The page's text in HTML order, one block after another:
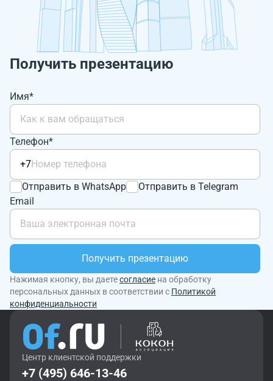
Получить презентацию
Имя*
Телефон*
+7
Отправить в WhatsApp
Отправить в Telegram
Email
Получить презентацию
Нажимая кнопку, вы даетесогласие на обработку
персональных данных в соответствии с Политикой
конфиденциальности
Центр клиентской поддержки
+7 (495) 646-13-46